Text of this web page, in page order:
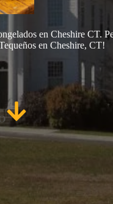
en Cheshire CT.
en Cheshire, CT!